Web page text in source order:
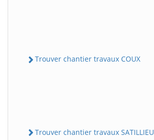
Trouver chantier travaux COUX
Trouver chantier travaux SATILLIEU